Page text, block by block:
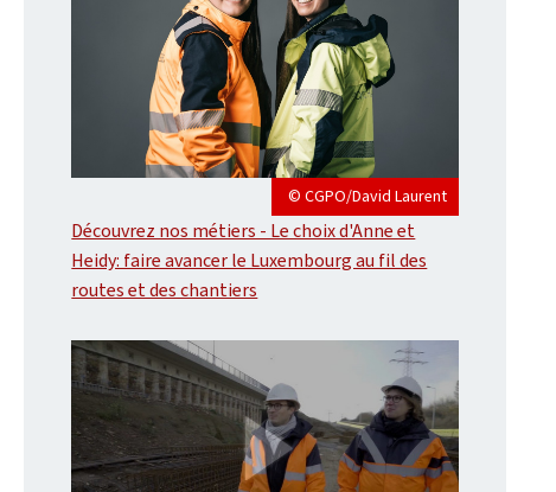
© CGPO/David Laurent
Découvrez nos métiers - Le choix d'Anne et
Heidy: faire avancer le Luxembourg au fil des
routes et des chantiers